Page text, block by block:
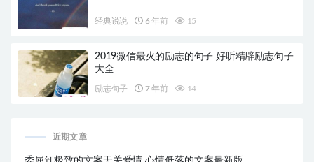
经典说说 6 年前 15
2019微信最火的励志的句子 好听精辟励志句子
大全
励志句子 7 年前 14
近期文章